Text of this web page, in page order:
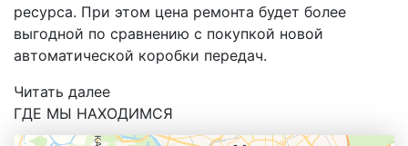
ресурса. При этом цена ремонта будет более
выгодной по сравнению с покупкой новой
автоматической коробки передач.
Читать далее
ГДЕ МЫ НАХОДИМСЯ